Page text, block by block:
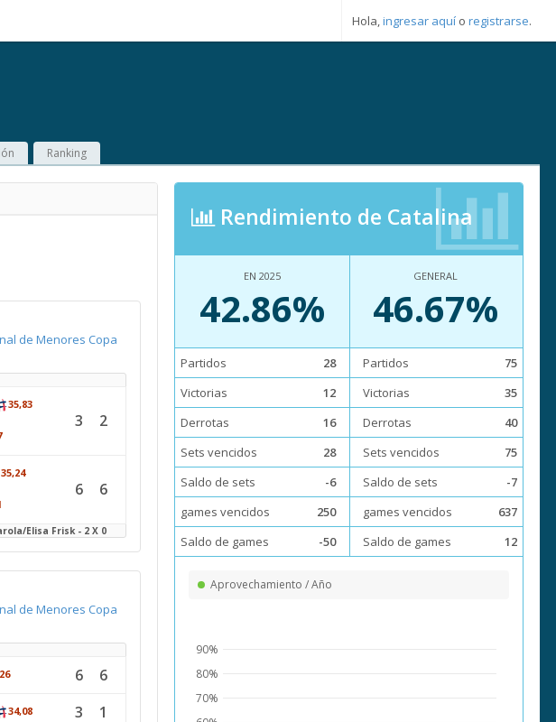
Hola,ingresar aquí o registrarse.
Ranking
de Menores Copa
35,83
3 2
35,24
6 6
Elisa Frisk - 2 X 0
de Menores Copa
6 6
34,08 3 1
Rendimiento de Catalina
EN 2025
42.86%
Partidos
28
Victorias
12
Derrotas
16
Sets vencidos
28
Saldo de sets
-6
games vencidos
250
Saldo de games
-50
GENERAL
46.67%
Partidos
75
Victorias
35
Derrotas
40
Sets vencidos
75
Saldo de sets
-7
games vencidos
637
Saldo de games
12
Aprovechamiento / Año
70%
80%
90%